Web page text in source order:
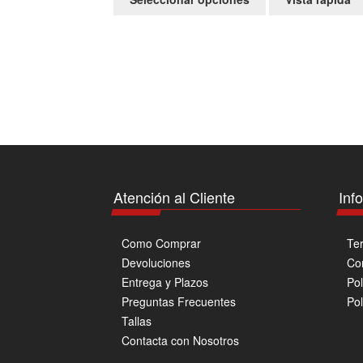
producto
página
Atención al Cliente
Como Comprar
Devoluciones
Entrega y Plazos
Preguntas Frecuentes
Tallas
Contacta con Nosotros